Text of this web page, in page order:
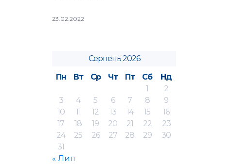
23.02.2022
Серпень 2026
Пн
Вт Ср Чт Пт Сб
Нд
1
2
3
4 5 6 7 8
9
10
11 12 13 14 15
16
17
18 19 20 21 22
23
24
25 26 27 28 29
30
31
« Лип